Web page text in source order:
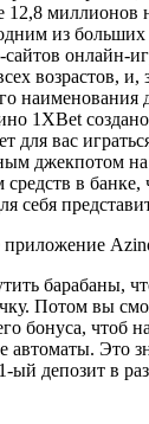
12,8 миллионов
одним из
онлайн-
возрастов,
наименования
1XBet
для вас
джекпотом на
в банке,
себя
приложение
барабаны,
Потом вы
бонуса, чтоб
автоматы. Это
ый депозит в